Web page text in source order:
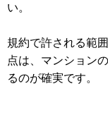
い。
規約で許される範
点は、マンション
るのが確実です。